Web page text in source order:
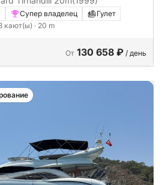
Супер владелец
Гулет
кают(ы) · 20 m
От 130 658 ₽ / день